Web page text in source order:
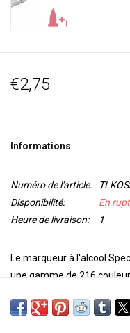
€2,75
Informations
Numéro de l'article:
Disponibilité:
En
Heure de livraison:
1
Le marqueur à l'alcool
une gamme de 216
pour la précision et